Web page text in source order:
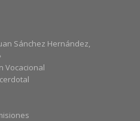
Sánchez Hernández,
Vocacional